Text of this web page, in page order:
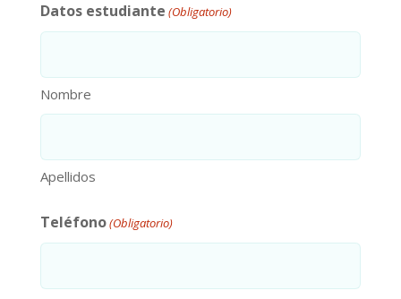
Datos estudiante (Obligatorio)
Nombre
Apellidos
Teléfono(Obligatorio)